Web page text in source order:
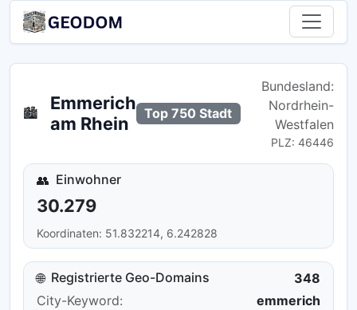
🏙️
Emmerich
am Rhein
Top 750 Stadt
Bundesland:
Nordrhein-
Westfalen
PLZ: 46446
👥 Einwohner
30.279
Koordinaten: 51.832214, 6.242828
🌐 Registrierte Geo-Domains
348
City-Keyword:
emmerich